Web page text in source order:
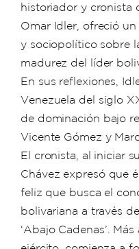
historiador y cronista
Omar Idler, ofreció
y sociopolítico sobre
madurez del líder
En sus reflexiones,
Venezuela del siglo
de dominación bajo
Vicente Gómez y
El cronista, al iniciar
Chávez expresó que
feliz que busca el
bolivariana a través
‘Abajo Cadenas’.